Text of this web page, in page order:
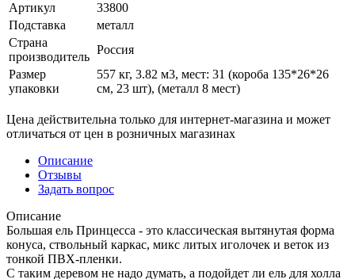
Артикул
33800
Подставка
металл
Страна
производитель
Россия
Размер
упаковки
557 кг, 3.82 м3, мест: 31 (короба 135*26*26
см, 23 шт), (металл 8 мест)
Цена действительна только для интернет-магазина и может
отличаться от цен в розничных магазинах
Описание
Отзывы
Задать вопрос
Описание
Большая ель Принцесса - это классическая вытянутая форма
конуса, ствольный каркас, микс литых иголочек и веток из
тонкой ПВХ-пленки.
С таким деревом не надо думать, а подойдет ли ель для холла